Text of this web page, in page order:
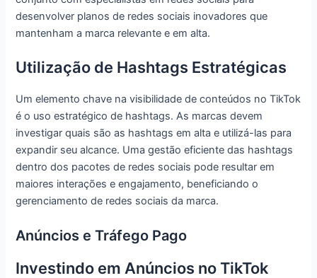
desenvolver planos de redes sociais inovadores que
mantenham a marca relevante e em alta.
Utilização de Hashtags Estratégicas
Um elemento chave na visibilidade de conteúdos no TikTok
é o uso estratégico de hashtags. As marcas devem
investigar quais são as hashtags em alta e utilizá-las para
expandir seu alcance. Uma gestão eficiente das hashtags
dentro dos pacotes de redes sociais pode resultar em
maiores interações e engajamento, beneficiando o
gerenciamento de redes sociais da marca.
Anúncios e Tráfego Pago
Investindo em Anúncios no TikTok